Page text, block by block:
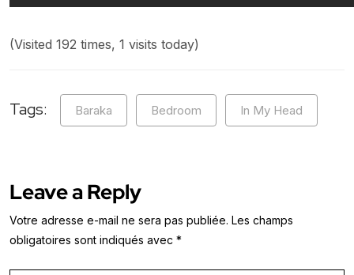
(Visited 192 times, 1 visits today)
Tags: Baraka Bedroom In My Head
Leave a Reply
Votre adresse e-mail ne sera pas publiée. Les champs
obligatoires sont indiqués avec *